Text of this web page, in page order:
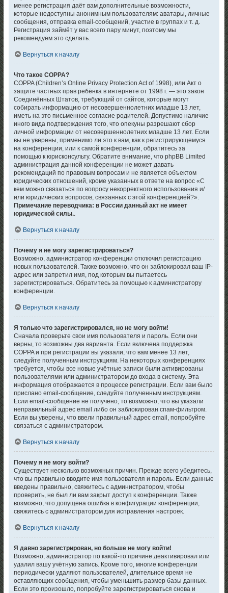
менее регистрация даёт вам дополнительные возможности,
которые недоступны анонимным пользователям: аватары, личные
сообщения, отправка email-сообщений, участие в группах и т. д.
Регистрация займёт у вас всего пару минут, поэтому мы
рекомендуем это сделать.
Вернуться к началу
Что такое COPPA?
COPPA (Children’s Online Privacy Protection Act of 1998), или Акт о
защите частных прав ребёнка в интернете от 1998 г. — это закон
Соединённых Штатов, требующий от сайтов, которые могут
собирать информацию от несовершеннолетних младше 13 лет,
иметь на это письменное согласие родителей. Допустимо наличие
иного вида подтверждения того, что опекуны разрешают сбор
личной информации от несовершеннолетних младше 13 лет. Если
вы не уверены, применимо ли это к вам, как к регистрирующемуся
на конференции, или к самой конференции, обратитесь за
помощью к юрисконсульту. Обратите внимание, что phpBB Limited
администрация данной конференции не может давать
рекомендаций по правовым вопросам и не является объектом
юридических отношений, кроме указанных в ответе на вопрос «С
кем можно связаться по вопросу некорректного использования и/
или юридических вопросов, связанных с этой конференцией?».
Примечание переводчика: в России данный акт не имеет
юридической силы..
Вернуться к началу
Почему я не могу зарегистрироваться?
Возможно, администратор конференции отключил регистрацию
новых пользователей. Также возможно, что он заблокировал ваш IP-
адрес или запретил имя, под которым вы пытаетесь
зарегистрироваться. Обратитесь за помощью к администратору
конференции.
Вернуться к началу
Я только что зарегистрировался, но не могу войти!
Сначала проверьте свои имя пользователя и пароль. Если они
верны, то возможны два варианта. Если включена поддержка
COPPA и при регистрации вы указали, что вам менее 13 лет,
следуйте полученным инструкциям. На некоторых конференциях
требуется, чтобы все новые учётные записи были активированы
пользователями или администратором до входа в систему. Эта
информация отображается в процессе регистрации. Если вам было
прислано email-сообщение, следуйте полученным инструкциям.
Если email-сообщение не получено, то возможно, что вы указали
неправильный адрес email либо он заблокирован спам-фильтром.
Если вы уверены, что ввели правильный адрес email, попробуйте
связаться с администратором.
Вернуться к началу
Почему я не могу войти?
Существует несколько возможных причин. Прежде всего убедитесь,
что вы правильно вводите имя пользователя и пароль. Если данные
введены правильно, свяжитесь с администратором, чтобы
проверить, не был ли вам закрыт доступ к конференции. Также
возможно, что допущена ошибка в конфигурации конференции,
свяжитесь с администратором для исправления настроек.
Вернуться к началу
Я давно зарегистрирован, но больше не могу войти!
Возможно, администратор по какой-то причине деактивировал или
удалил вашу учётную запись. Кроме того, многие конференции
периодически удаляют пользователей, длительное время не
оставляющих сообщения, чтобы уменьшить размер базы данных.
Если это произошло, попробуйте зарегистрироваться снова и